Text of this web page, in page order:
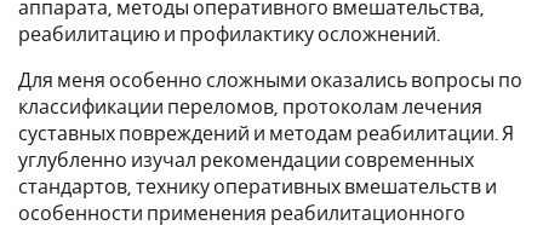
аппарата, методы оперативного вмешательства,
реабилитацию и профилактику осложнений.
Для меня особенно сложными оказались вопросы по
классификации переломов, протоколам лечения
суставных повреждений и методам реабилитации. Я
углубленно изучал рекомендации современных
стандартов, технику оперативных вмешательств и
особенности применения реабилитационного